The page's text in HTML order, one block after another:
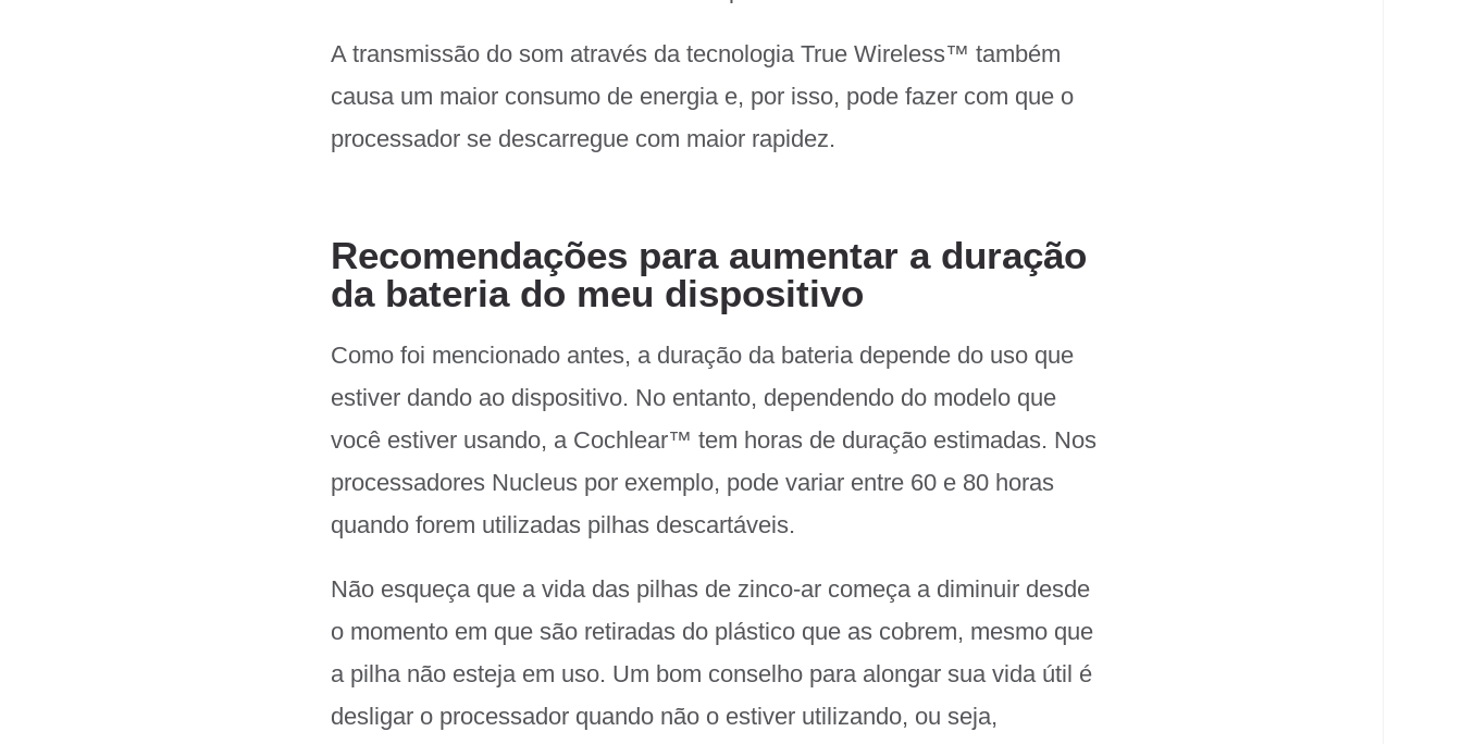
A transmissão do som através da tecnologia True Wireless™ também
causa um maior consumo de energia e, por isso, pode fazer com que o
processador se descarregue com maior rapidez.
Recomendações para aumentar a duração
da bateria do meu dispositivo
Como foi mencionado antes, a duração da bateria depende do uso que
estiver dando ao dispositivo. No entanto, dependendo do modelo que
você estiver usando, a Cochlear™ tem horas de duração estimadas. Nos
processadores Nucleus por exemplo, pode variar entre 60 e 80 horas
quando forem utilizadas pilhas descartáveis.
Não esqueça que a vida das pilhas de zinco-ar começa a diminuir desde
o momento em que são retiradas do plástico que as cobrem, mesmo que
a pilha não esteja em uso. Um bom conselho para alongar sua vida útil é
desligar o processador quando não o estiver utilizando, ou seja,